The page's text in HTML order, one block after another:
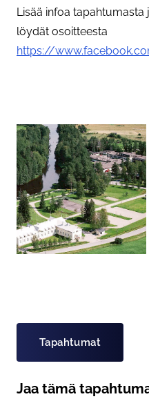
Lisää infoa
löydät osoitteesta
https://
Tapahtumat
Jaa tämä